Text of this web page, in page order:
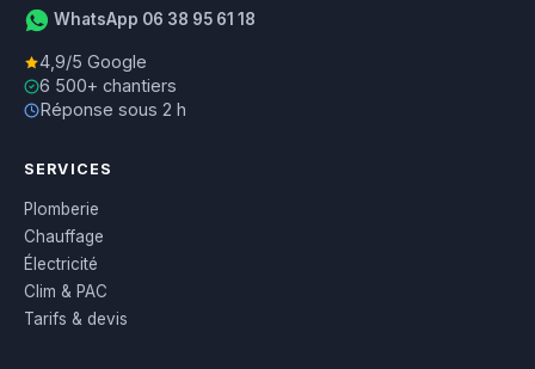
WhatsApp 06 38 95 61 18
4,9/5 Google
6 500+ chantiers
Réponse sous 2 h
SERVICES
Plomberie
Chauffage
Électricité
Clim & PAC
Tarifs & devis